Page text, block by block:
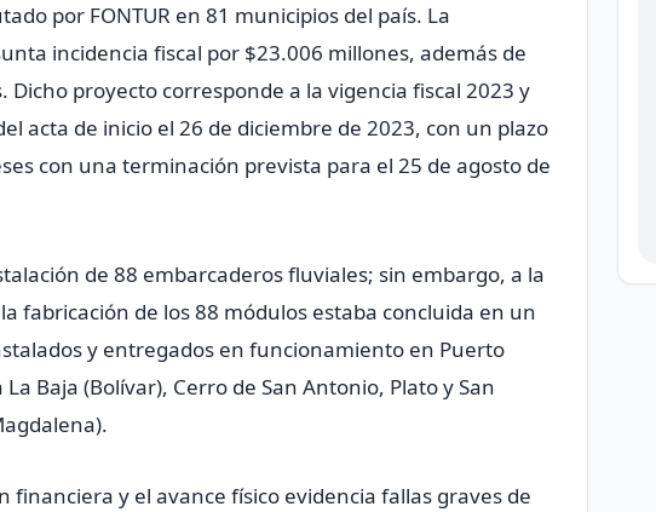
por FONTUR en 81 municipios del país. La
incidencia fiscal por $23.006 millones, además de
Dicho proyecto corresponde a la vigencia fiscal 2023 y
acta de inicio el 26 de diciembre de 2023, con un plazo
con una terminación prevista para el 25 de agosto de
de 88 embarcaderos fluviales; sin embargo, a la
fabricación de los 88 módulos estaba concluida en un
y entregados en funcionamiento en Puerto
Baja (Bolívar), Cerro de San Antonio, Plato y San
financiera y el avance físico evidencia fallas graves de